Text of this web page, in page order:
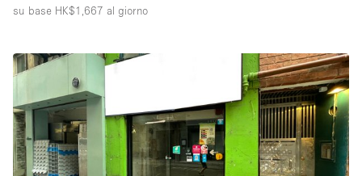
su base HK$1,667 al giorno